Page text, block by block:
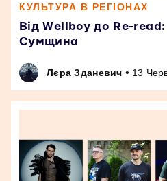
КУЛЬТУРА В РЕГІОНАХ
Від Wellboy до Re-
Сумщина
Лєра Зданевич • 13